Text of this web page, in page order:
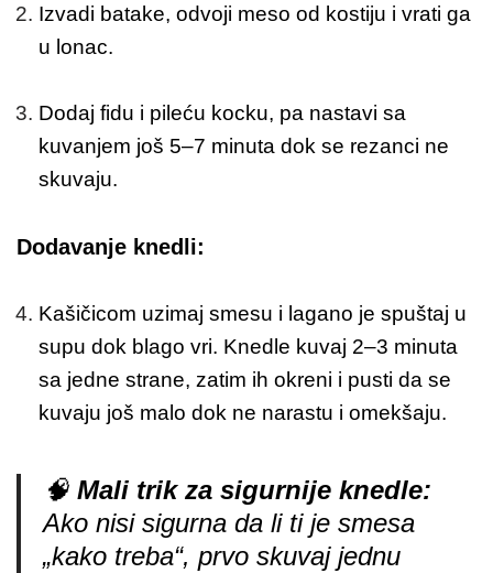
Izvadi batake, odvoji meso od kostiju i vrati ga
u lonac.
Dodaj fidu i pileću kocku, pa nastavi sa
kuvanjem još 5–7 minuta dok se rezanci ne
skuvaju.
Dodavanje knedli:
Kašičicom uzimaj smesu i lagano je spuštaj u
supu dok blago vri. Knedle kuvaj 2–3 minuta
sa jedne strane, zatim ih okreni i pusti da se
kuvaju još malo dok ne narastu i omekšaju.
🧠 Mali trik za sigurnije knedle:
Ako nisi sigurna da li ti je smesa
„kako treba“, prvo skuvaj jednu